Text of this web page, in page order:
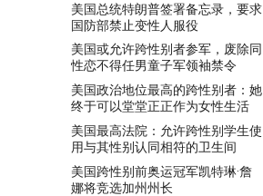
美国总统特朗普签署备忘录，要求
国防部禁止变性人服役
美国或允许跨性别者参军，废除同
性恋不得任男童子军领袖禁令
美国政治地位最高的跨性别者：她
终于可以堂堂正正作为女性生活
美国最高法院：允许跨性别学生使
用与其性别认同相符的卫生间
美国跨性别前奥运冠军凯特琳·詹
娜将竞选加州州长